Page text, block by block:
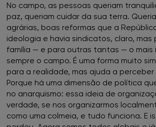
No campo, as pessoas queriam
paz, queriam cuidar da sua terra.
agrárias, boas reformas que a
ideologia e havia sindicatos, claro, mas
família — e para outras tantas — o mais
sempre o campo. É uma forma muito
para a realidade, mas ajuda a perceber
Porque há uma dimensão de política
no anarquismo: essa ideia de
verdade, se nos organizarmos
como uma colmeia, e tudo funciona. E